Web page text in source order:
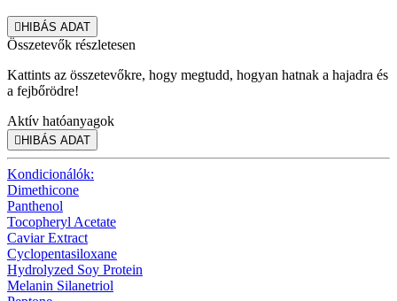
HIBÁS ADAT
Összetevők részletesen
Kattints az összetevőkre, hogy megtudd, hogyan hatnak a hajadra és
a fejbőrödre!
Aktív hatóanyagok
HIBÁS ADAT
Kondicionálók:
Dimethicone
Panthenol
Tocopheryl Acetate
Caviar Extract
Cyclopentasiloxane
Hydrolyzed Soy Protein
Melanin Silanetriol